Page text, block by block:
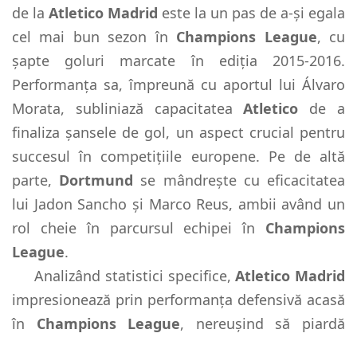
de la Atletico Madrid este la un pas de a-și egala
cel mai bun sezon în Champions League, cu
șapte goluri marcate în ediția 2015-2016.
Performanța sa, împreună cu aportul lui Álvaro
Morata, subliniază capacitateaAtletico de a
finaliza șansele de gol, un aspect crucial pentru
succesul în competițiile europene. Pe de altă
parte, Dortmund se mândrește cu eficacitatea
lui Jadon Sancho și Marco Reus, ambii având un
rol cheie în parcursul echipei în Champions
League.
Analizând statistici specifice,Atletico Madrid
impresionează prin performanța defensivă acasă
în Champions League, nereușind să piardă